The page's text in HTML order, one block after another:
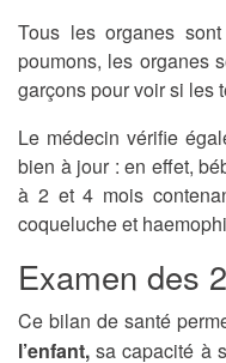
Tous les organes
poumons, les organes
garçons pour voir si les
Le médecin vérifie
bien à jour : en effet,
à 2 et 4 mois
coqueluche et
Examen des
Ce bilan de santé
l’enfant, sa capacité à